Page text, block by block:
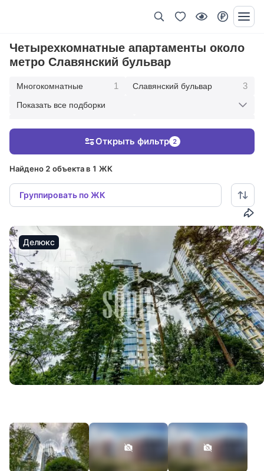
Четырехкомнатные апартаменты около
метро Славянский бульвар
Многокомнатные 1 Славянский бульвар 3
С панорамными окнами
Показать все подборки
Найдено 2 объекта в 1 ЖК
Группировать по ЖК
Открыть фильтр 2
Делюкс